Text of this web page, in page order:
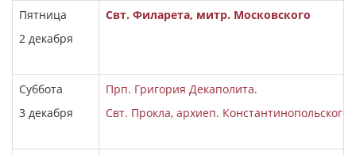
Пятница
2 декабря
Свт. Филарета, митр. Московского
Суббота
3 декабря
Прп. Григория Декаполита.
Свт. Прокла, архиеп. Константинопольского